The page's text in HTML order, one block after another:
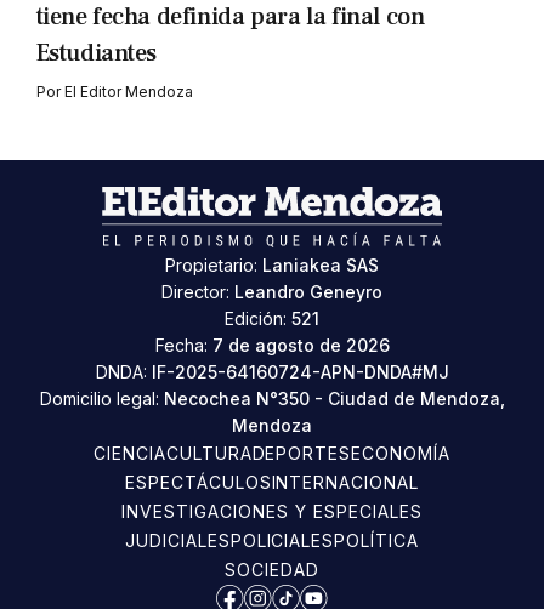
tiene fecha definida para la final con
Estudiantes
PorEl Editor Mendoza
Propietario: Laniakea SAS
Director: Leandro Geneyro
Edición: 521
Fecha: 7 de agosto de 2026
DNDA: IF-2025-64160724-APN-DNDA#MJ
Domicilio legal: Necochea N°350 - Ciudad de Mendoza,
Mendoza
CIENCIACULTURADEPORTESECONOMÍA
ESPECTÁCULOSINTERNACIONAL
INVESTIGACIONES Y ESPECIALES
JUDICIALESPOLICIALESPOLÍTICA
SOCIEDAD